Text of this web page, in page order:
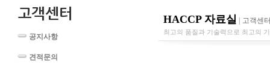
공지사항
견적문의
HACCP 자료실 고객센
최고의 품질과 기술력으로 최고의